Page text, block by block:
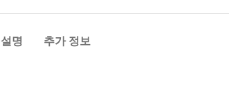
설명 추가 정보